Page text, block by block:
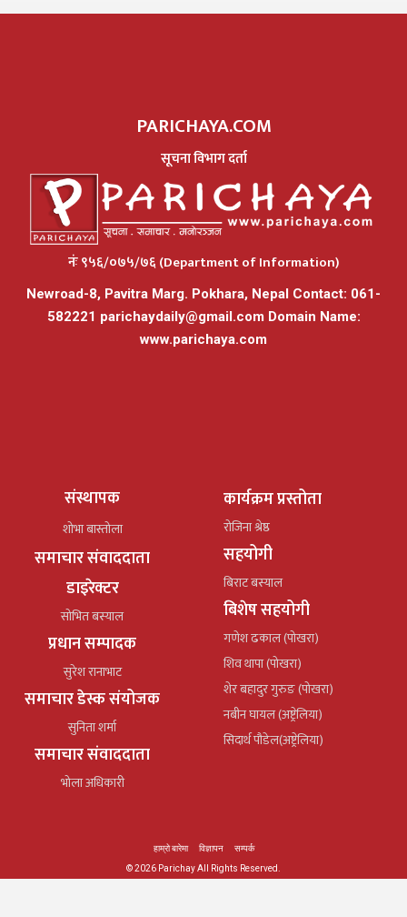
PARICHAYA.COM
सूचना विभाग दर्ता
नंः ९५६/०७५/७६ (Department of Information)
Newroad-8, Pavitra Marg. Pokhara, Nepal Contact: 061-
582221 parichaydaily@gmail.comDomain Name:
www.parichaya.com
संस्थापक
शोभा बास्तोला
समाचार संवाददाता
डाइरेक्टर
सोभित बस्याल
प्रधान सम्पादक
सुरेश रानाभाट
समाचार डेस्क संयोजक
सुनिता शर्मा
समाचार संवाददाता
भोला अधिकारी
कार्यक्रम प्रस्तोता
रोजिना श्रेष्ठ
सहयोगी
बिराट बस्याल
बिशेष सहयोगी
गणेश ढकाल (पोखरा)
शिव थापा (पोखरा)
शेर बहादुर गुरुङ (पोखरा)
नबीन घायल (अष्ट्रेलिया)
सिदार्थ पौडेल(अष्ट्रेलिया)
हाम्रो बारेमा विज्ञापन
सम्पर्क
© 2026 Parichay All Rights Reserved.